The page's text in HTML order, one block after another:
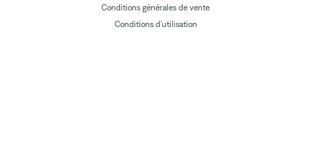
Conditions générales de vente
Conditions d'utilisation